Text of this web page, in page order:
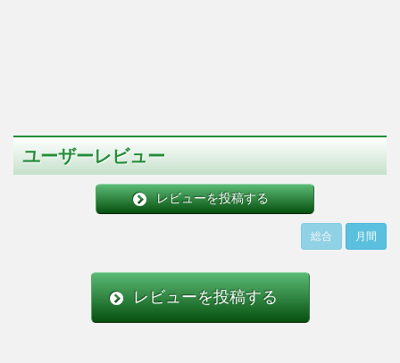
ユーザーレビュー
レビューを投稿する
総合 月間
レビューを投稿する